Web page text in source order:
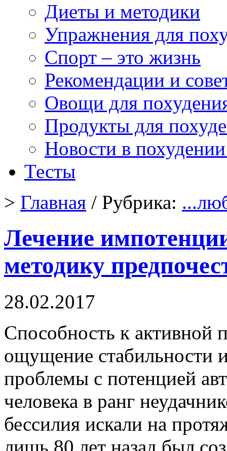
Диеты и методики
Упражнения для
Спорт – это жизнь
Рекомендации и
Овощи для
Продукты для
Новости в
Тесты
> Главная / Рубрика:
Лечение
методику
28.02.2017
Способность к активной
ощущение стабильности
проблемы с потенцией
человека в ранг
бессилия искали на
лишь 80 лет назад был